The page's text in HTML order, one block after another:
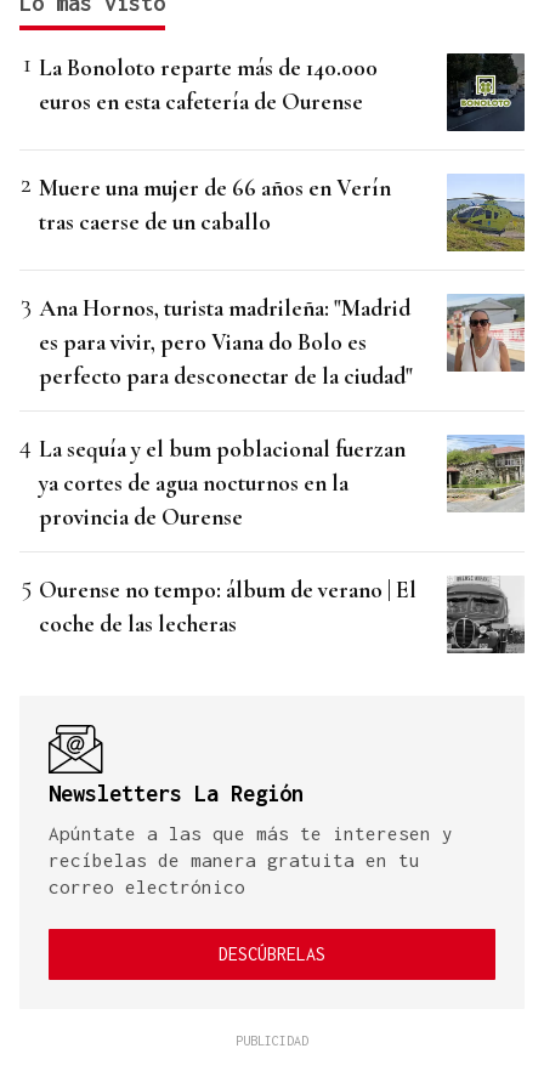
La Bonoloto reparte más de 140.000
euros en esta cafetería de Ourense
Muere una mujer de 66 años en Verín
tras caerse de un caballo
Ana Hornos, turista madrileña: "Madrid
es para vivir, pero Viana do Bolo es
perfecto para desconectar de la ciudad"
La sequía y el bum poblacional fuerzan
ya cortes de agua nocturnos en la
provincia de Ourense
Ourense no tempo: álbum de verano | El
coche de las lecheras
Newsletters La Región
Apúntate a las que más te interesen y
recíbelas de manera gratuita en tu
correo electrónico
DESCÚBRELAS